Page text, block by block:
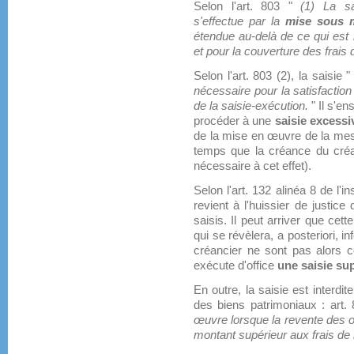
Selon l'art. 803 "(1) La
s'effectue par la mise sous
étendue au-delà de ce qui
et pour la couverture des frais
Selon l'art. 803 (2), la saisie
nécessaire pour la
de la saisie-exécution. " Il
procéder à une saisie
de la mise en œuvre de la
temps que la créance du
nécessaire à cet effet).
Selon l'art. 132 alinéa 8 de
revient à l'huissier de justice
saisis. Il peut arriver que
qui se révèlera, a posteriori,
créancier ne sont pas alors
exécute d'office une saisie
En outre, la saisie est
des biens patrimoniaux :
œuvre lorsque la revente des
montant supérieur aux frais